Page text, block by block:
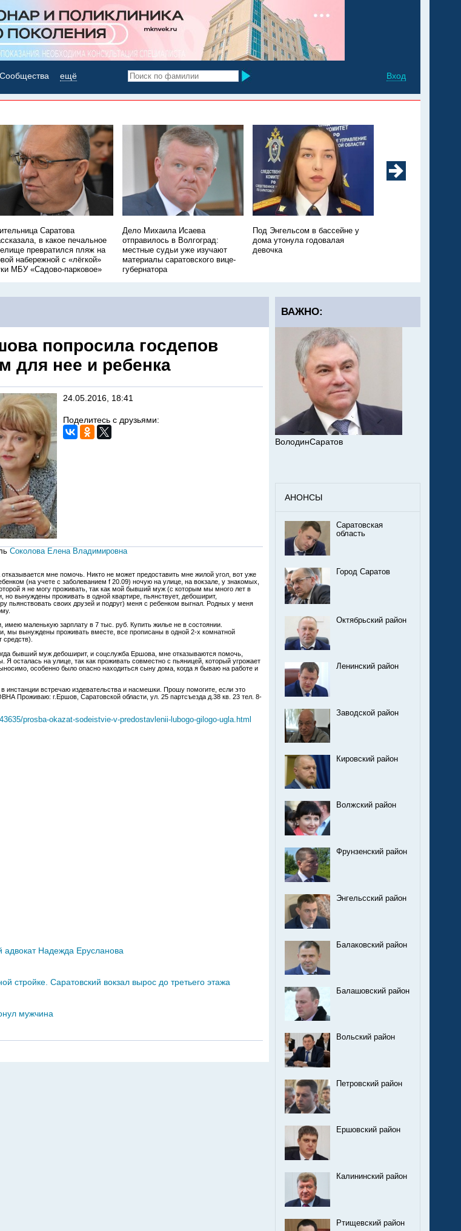
Вход
Сообщества ещё
Саратова
в какое печальное
превратился пляж на
набережной с «лёгкой»
МБУ «Садово-парковое»
Дело Михаила Исаева
отправилось в Волгоград:
местные судьи уже изучают
материалы саратовского вице-
губернатора
Под Энгельсом в бассейне у
дома утонула годовалая
девочка
попросила госдепов
для нее и ребенка
24.05.2016, 18:41
Поделитесь с друзьями:
Соколова Елена Владимировна
мне помочь. Никто не может предоставить мне жилой угол, вот уже
(на учете с заболеванием f 20.09) ночую на улице, на вокзале, у знакомых,
я не могу проживать, так как мой бывший муж (с которым мы много лет в
но вынуждены проживать в одной квартире, пьянствует, дебоширит,
пьянствовать своих друзей и подруг) меня с ребенком выгнал. Родных у меня
маленькую зарплату в 7 тыс. руб. Купить жилье не в состоянии.
мы вынуждены проживать вместе, все прописаны в одной 2-х комнатной
средств).
бывший муж дебоширит, и соцслужба Ершова, мне отказываются помочь,
осталась на улице, так как проживать совместно с пьяницей, который угрожает
особенно было опасно находиться сыну дома, когда я бываю на работе и
встречаю издевательства и насмешки. Прошу помогите, если это
г.Ершов, Саратовской области, ул. 25 партсъезда д.38 кв. 23 тел. 8-
prosba-okazat-sodeistvie-v-predostavlenii-lubogo-gilogo-ugla.html
адвокат Надежда Ерусланова
стройке. Саратовский вокзал вырос до третьего этажа
мужчина
ВАЖНО:
ВолодинСаратов
АНОНСЫ
Саратовская
область
Город Саратов
Октябрьский район
Ленинский район
Заводской район
Кировский район
Волжский район
Фрунзенский район
Энгельсский район
Балаковский район
Балашовский район
Вольский район
Петровский район
Ершовский район
Калининский район
Ртищевский район